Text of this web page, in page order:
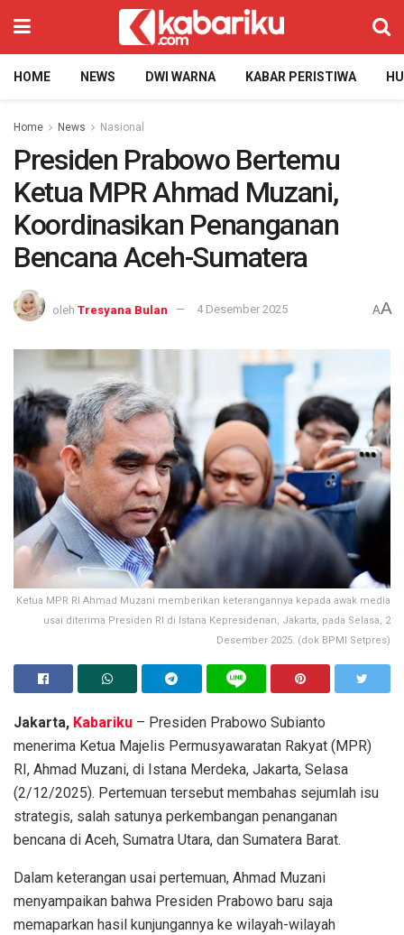
HOME NEWS DWI WARNA KABAR PERISTIWA
Home News Nasional
Presiden Prabowo Bertemu
Ketua MPR Ahmad Muzani,
Koordinasikan Penanganan
Bencana Aceh-Sumatera
oleh Tresyana Bulan 4 Desember 2025 AA
Ketua MPR RI Ahmad Muzani memberikan keterangannya kepada awak media
usai diterima Presiden RI di Istana Kepresidenan, Jakarta, pada Selasa, 2
Desember 2025. (dok BPMI Setpres)
Jakarta, Kabariku – Presiden Prabowo Subianto
menerima Ketua Majelis Permusyawaratan Rakyat (MPR)
RI, Ahmad Muzani, di Istana Merdeka, Jakarta, Selasa
(2/12/2025). Pertemuan tersebut membahas sejumlah isu
strategis, salah satunya perkembangan penanganan
bencana di Aceh, Sumatra Utara, dan Sumatera Barat.
Dalam keterangan usai pertemuan, Ahmad Muzani
menyampaikan bahwa Presiden Prabowo baru saja
memaparkan hasil kunjungannya ke wilayah-wilayah